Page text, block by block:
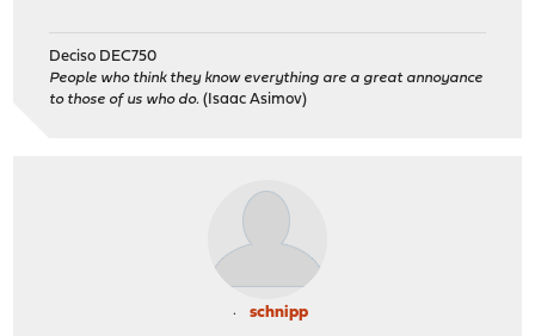
Deciso DEC750
People who think they know everything are a great annoyance
to those of us who do. (Isaac Asimov)
schnipp